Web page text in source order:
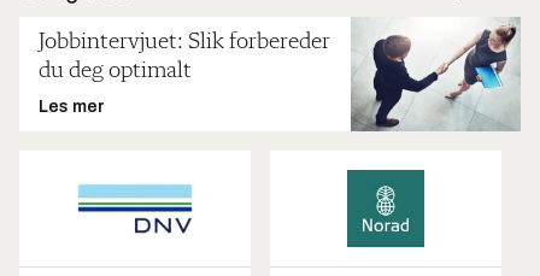
Jobbintervjuet: Slik forbereder
du deg optimalt
Les mer